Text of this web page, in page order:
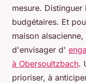
mesure.
budgétaires. Et
maison
d'envisager d'
à Obersoultzbach.
prioriser, à